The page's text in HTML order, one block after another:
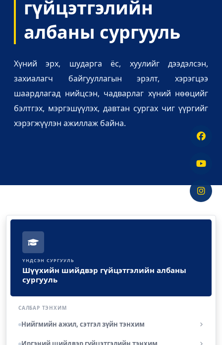
гүйцэтгэлийн
албаны сургууль
Хүний эрх, шударга ёс, хуулийг дээдэлсэн,
захиалагч байгууллагын эрэлт, хэрэгцээ
шаардлагад нийцсэн, чадварлаг хүний нөөцийг
бэлтгэх, мэргэшүүлэх, давтан сургах чиг үүргийг
хэрэгжүүлэн ажиллаж байна.
ҮНДСЭН СУРГУУЛЬ
Шүүхийн шийдвэр гүйцэтгэлийн албаны
сургууль
САЛБАР ТЭНХИМ
Нийгмийн ажил, сэтгэл зүйн тэнхим